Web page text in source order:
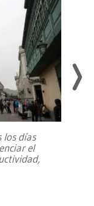
los días
el